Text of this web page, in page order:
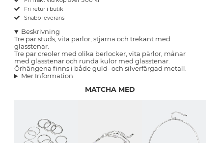
Fri retur i butik
Snabb leverans
Beskrivning
Tre par studs, vita pärlor, stjärna och trekant med
glasstenar.
Tre par creoler med olika berlocker, vita pärlor, månar
med glasstenar och runda kulor med glasstenar.
Örhängena finns i både guld- och silverfärgad metall.
Mer Information
MATCHA MED